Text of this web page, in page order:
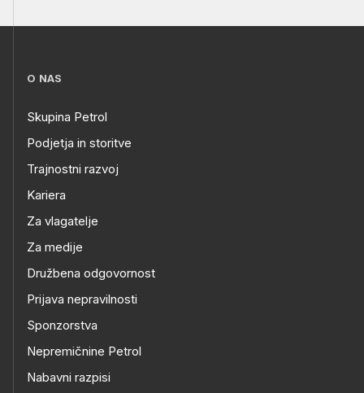
O NAS
Skupina Petrol
Podjetja in storitve
Trajnostni razvoj
Kariera
Za vlagatelje
Za medije
Družbena odgovornost
Prijava nepravilnosti
Sponzorstva
Nepremičnine Petrol
Nabavni razpisi